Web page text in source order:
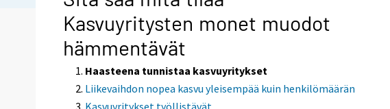
Kasvuyritysten monet muodot
hämmentävät
Haasteena tunnistaa kasvuyritykset
Liikevaihdon nopea kasvu yleisempää kuin henkilömäärän